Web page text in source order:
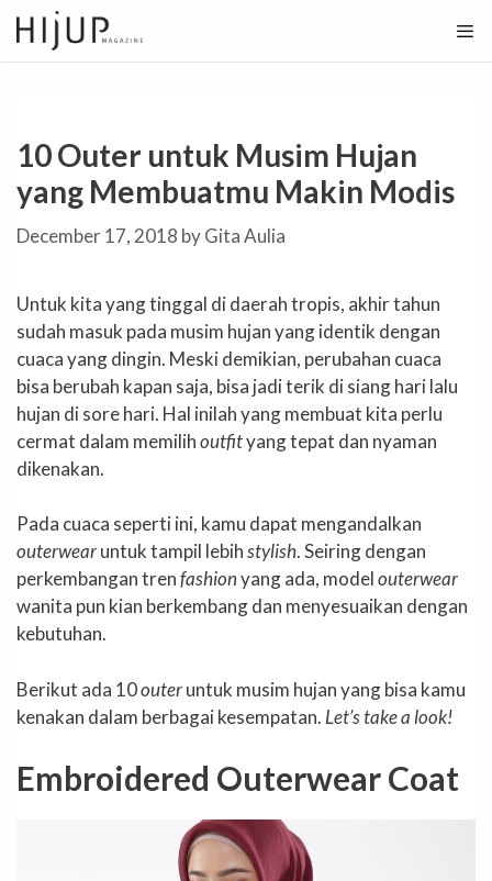
Skip
to
content
10 Outer untuk Musim Hujan
yang Membuatmu Makin Modis
December 17, 2018 byGita Aulia
Untuk kita yang tinggal di daerah tropis, akhir tahun
sudah masuk pada musim hujan yang identik dengan
cuaca yang dingin. Meski demikian, perubahan cuaca
bisa berubah kapan saja, bisa jadi terik di siang hari lalu
hujan di sore hari. Hal inilah yang membuat kita perlu
cermat dalam memilihoutfityang tepat dan nyaman
dikenakan.
Pada cuaca seperti ini, kamu dapat mengandalkan
outerwearuntuk tampil lebihstylish. Seiring dengan
perkembangan trenfashionyang ada, modelouterwear
wanita pun kian berkembang dan menyesuaikan dengan
kebutuhan.
Berikut ada 10outeruntuk musim hujan yang bisa kamu
kenakan dalam berbagai kesempatan. Let’s take a look!
Embroidered Outerwear Coat